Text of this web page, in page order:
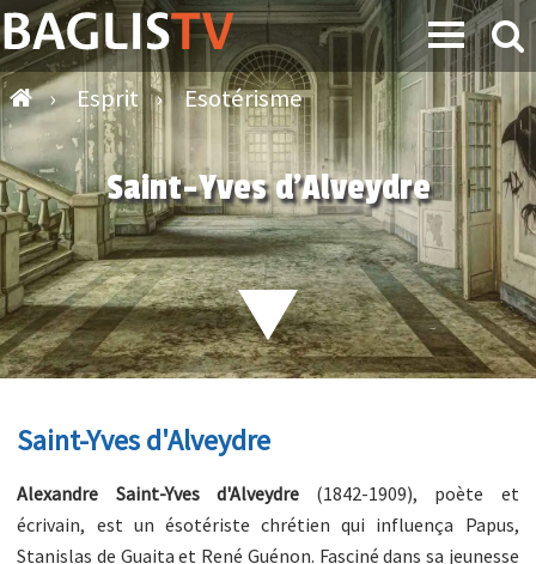
› Esprit › Esotérisme
Saint-Yves d'Alveydre
Saint-Yves d'Alveydre
Alexandre Saint-Yves d'Alveydre(1842-1909), poète et
écrivain, est un ésotériste chrétien qui influença Papus,
Stanislas de Guaita et René Guénon. Fasciné dans sa jeunesse